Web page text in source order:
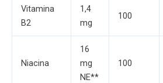
Vitamina
B2
1,4
mg
100
Niacina
16
mg
NE**
100